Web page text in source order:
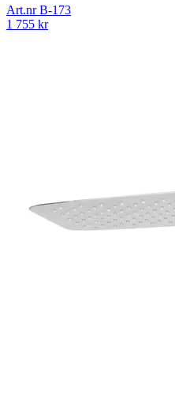
Art.nrB-173
1 755 kr